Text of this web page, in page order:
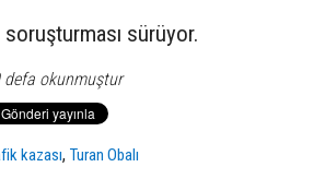
sürüyor.
okunmuştur
kazası,Turan Obalı